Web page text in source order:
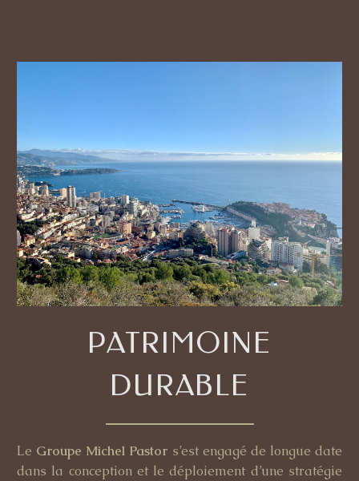
PATRIMOINE
DURABLE
Le Groupe Michel Pastor s’est engagé de longue date
dans la conception et le déploiement d’une stratégie